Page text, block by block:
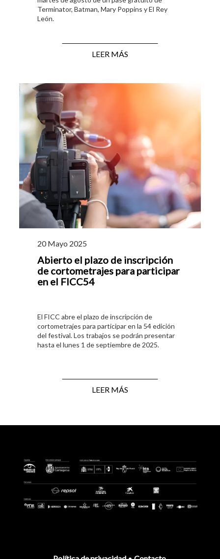
Terminator, Batman, Mary Poppins y El Rey
León.
LEER MÁS
20 Mayo 2025
Abierto el plazo de inscripción
de cortometrajes para participar
en el FICC54
El FICC abre el plazo de inscripción de
cortometrajes para participar en la 54 edición
del festival. Los trabajos se podrán presentar
hasta el lunes 1 de septiembre de 2025.
LEER MÁS